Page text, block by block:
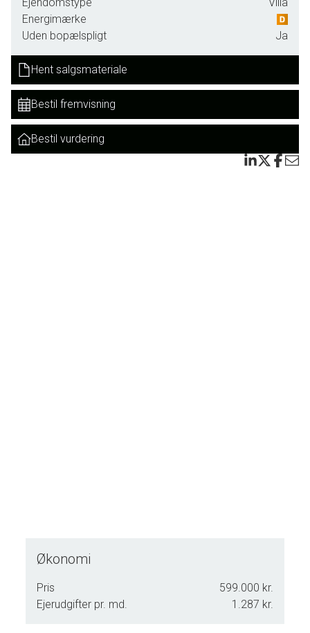
Haven giver gode muligheder for leg, afslapning og
hyggelige stunder med familie og venner.
Til ejendommen hører desuden en 26 m2 carport med
plads til både bil og opbevaring.
Jejsing er et attraktivt lokalsamfund med et stærkt
fællesskab og gode faciliteter for børnefamilier. Her findes
både børnehave og skole til og med 9. klasse, hvilket gør
Energimærke
Uden bopælspligt
Ja
Hent salgsmateriale
Bestil fremvisning
Bestil vurdering
Økonomi
Pris
599.000 kr.
Ejerudgifter pr. md.
1.287 kr.